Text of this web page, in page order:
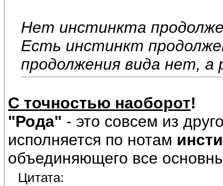
Нет инстинкта
Есть инстинкт
продолжения вида нет, а
С точностью наоборот!
"Рода" - это совсем из
исполняется по нотам
объединяющего все
Цитата: